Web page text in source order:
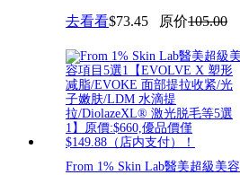
去看看$73.45 原价105.00
From 1% Skin Lab醫美超級美容